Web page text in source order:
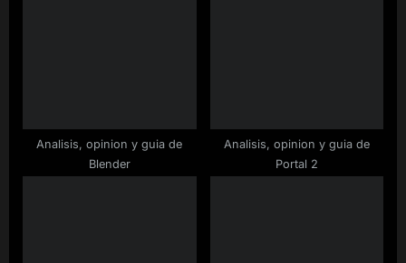
Analisis, opinion y guia de
Blender
Analisis, opinion y guia de
Portal 2